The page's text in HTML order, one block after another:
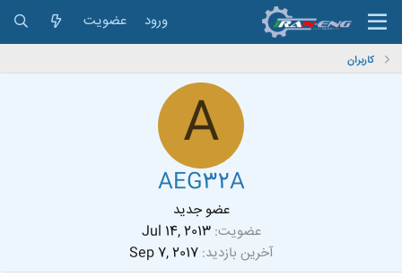
ورود عضویت
کاربران
A
AEG32A
عضو جدید
عضویت Jul 14, 2013
آخرین بازدید Sep 7, 2017